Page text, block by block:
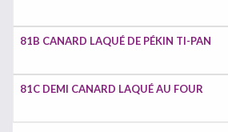
81B CANARD LAQUÉ DE PÉKIN TI-PAN
81C DEMI CANARD LAQUÉ AU FOUR